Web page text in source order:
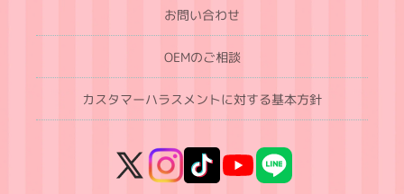
お問い合わせ
OEMのご相談
カスタマーハラスメントに対する基本方針
X
InstagramTikTokYouTubeLINE